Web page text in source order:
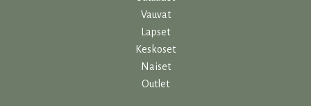
Vauvat
Lapset
Keskoset
Naiset
Outlet